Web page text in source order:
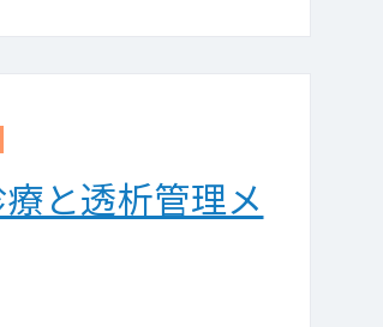
と透析管理メ